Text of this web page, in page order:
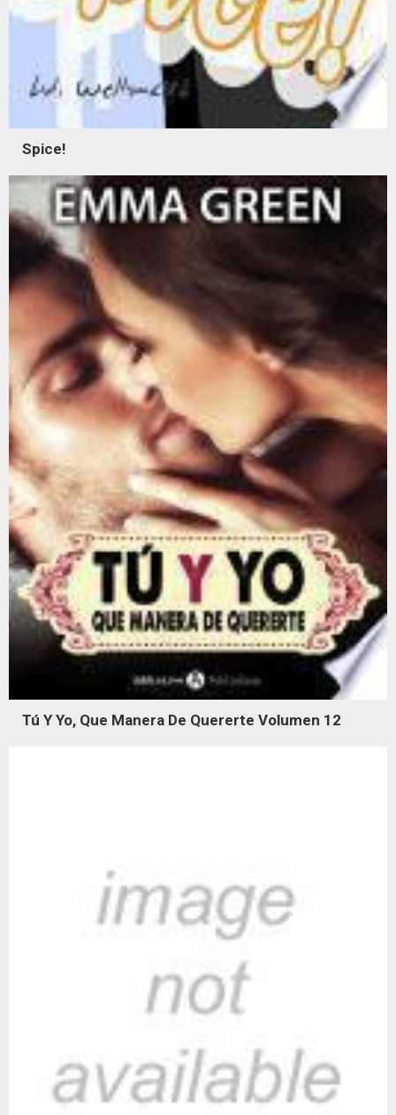
Spice!
Tú Y Yo, Que Manera De Quererte Volumen 12